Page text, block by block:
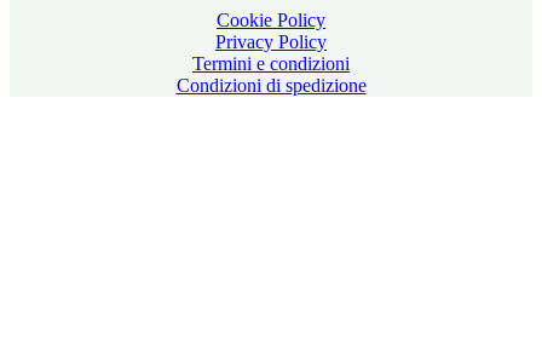
Cookie Policy
Privacy Policy
Termini e condizioni
Condizioni di spedizione